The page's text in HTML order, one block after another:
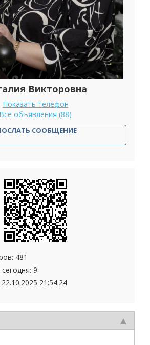
Викторовна
Показать телефон
Все объявления (88)
СООБЩЕНИЕ
481
9
22.10.2025 21:54:24